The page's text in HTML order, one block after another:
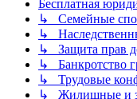
Бесплатная
↳ Семейные
↳
↳ Защита прав
↳ Банкротство
↳ Трудовые
↳ Жилищные и